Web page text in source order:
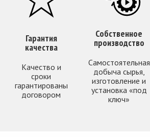
Гарантия
качества
Качество и
сроки
гарантированы
договором
Собственное
производство
Самостоятельная
добыча сырья,
изготовление и
установка «под
ключ»